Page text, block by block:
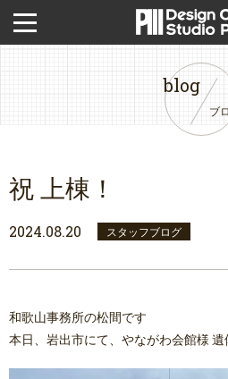
ブ
blog
祝 上棟！
2024.08.20 スタッフブログ
和歌山事務所の松間です
本日、岩出市にて、やながわ会館様